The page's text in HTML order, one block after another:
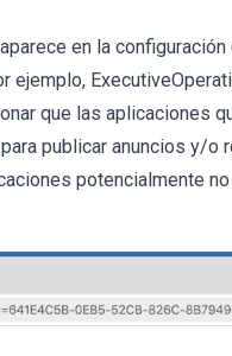
en la
ejemplo,
que las aplicaciones
publicar anuncios y/o
potencialmente